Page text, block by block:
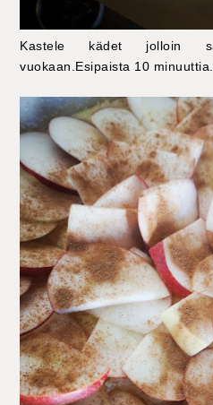
Kastele kädet jolloin
vuokaan.Esipaista 10 minuuttia.